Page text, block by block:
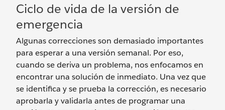
Ciclo de vida de la versión de
emergencia
Algunas correcciones son demasiado importantes
para esperar a una versión semanal. Por eso,
cuando se deriva un problema, nos enfocamos en
encontrar una solución de inmediato. Una vez que
se identifica y se prueba la corrección, es necesario
aprobarla y validarla antes de programar una